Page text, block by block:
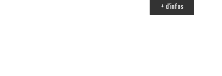
+ d'infos